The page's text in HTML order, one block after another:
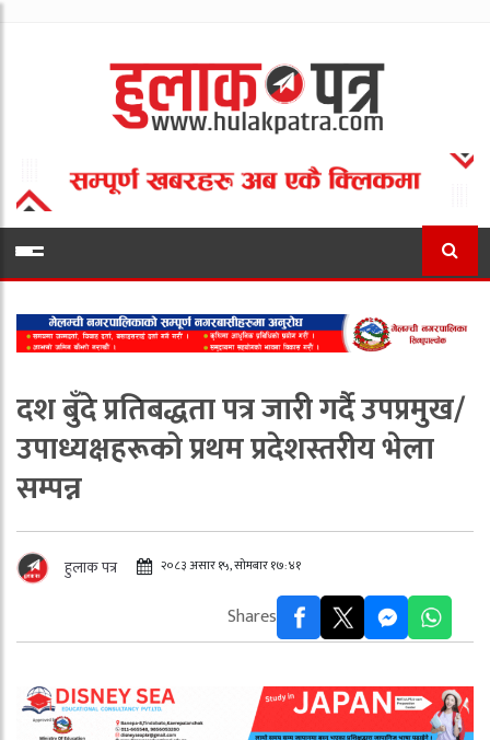
दश बुँदे प्रतिबद्धता पत्र जारी गर्दै उपप्रमुख/
उपाध्यक्षहरूको प्रथम प्रदेशस्तरीय भेला
सम्पन्न
हुलाक पत्र २०८३ असार १५, सोमबार १७:४१
Shares